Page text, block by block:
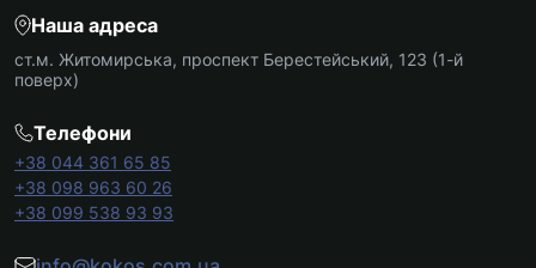
Наша адреса
ст.м. Житомирська, проспект Берестейський, 123 (1-й
поверх)
Телефони
+38 044 361 65 85
+38 098 963 60 26
+38 099 538 93 93